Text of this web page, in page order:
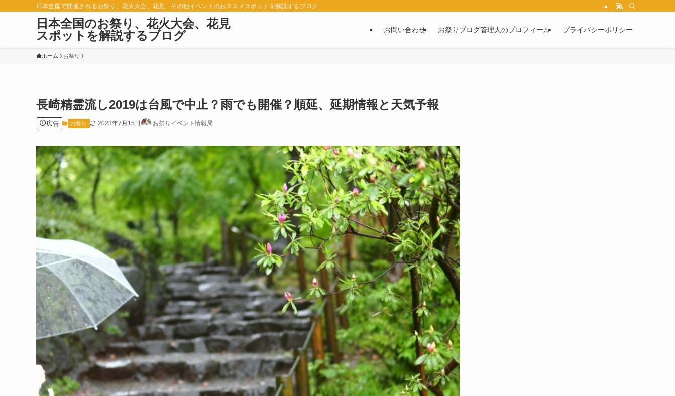
日本全国で開催されるお祭り、花火大会、花見、その他イベントのおススメスポットを解説するブログ
日本全国のお祭り、花火大会、花見
スポットを解説するブログ
お問い合わせ お祭りブログ管理人のプロフィール プライバシーポリシー
ホーム お祭り
長崎精霊流し2019は台風で中止？雨でも開催？順延、延期情報と天気予報
広告 お祭り 2023年7月15日 お祭りイベント情報局